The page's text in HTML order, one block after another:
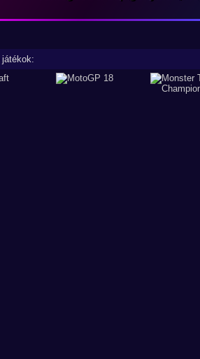
játékok: